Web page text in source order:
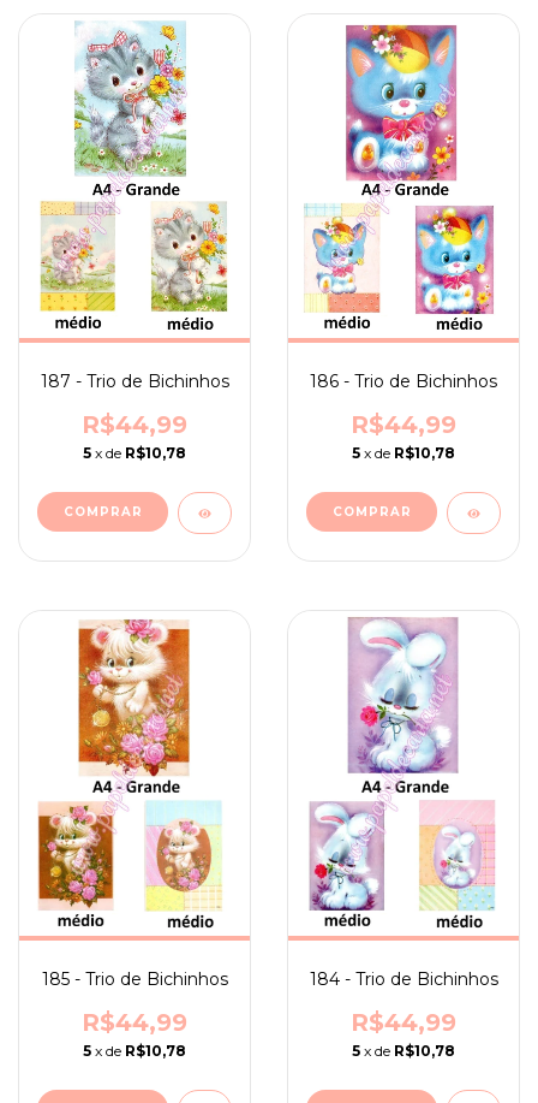
187 - Trio de Bichinhos
R$44,99
5 x de R$10,78
186 - Trio de Bichinhos
R$44,99
5 x de R$10,78
185 - Trio de Bichinhos
R$44,99
5 x de R$10,78
184 - Trio de Bichinhos
R$44,99
5 x de R$10,78